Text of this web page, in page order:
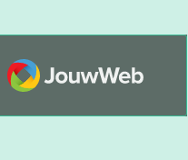
JouwWeb